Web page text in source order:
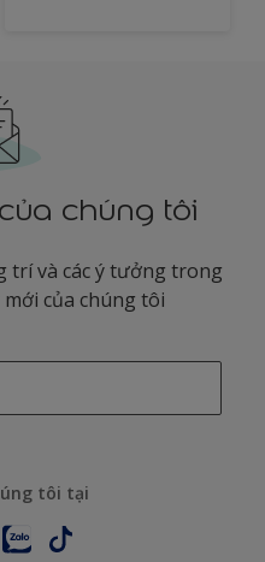
chúng tôi
trí và các ý tưởng trong
của chúng tôi
tôi tại